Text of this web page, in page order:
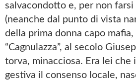
salvacondotto e, per non farsi
(neanche dal punto di vista
della prima donna capo
“Cagnulazza”, al secolo
torva, minacciosa. Era lei che
gestiva il consenso locale,